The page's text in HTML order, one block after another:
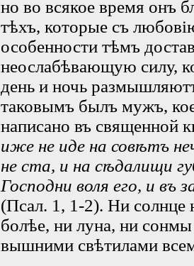
но во всякое время онъ
тѣхъ, которые съ
особенности тѣмъ
неослабѣвающую силу,
день и ночь
таковымъ былъ мужъ,
написано въ священной
иже не иде на совѣтъ
не ста, и на сѣдалищи
Господни воля его, и въ
(Псал. 1, 1-2). Ни солнце
болѣе, ни луна, ни
вышними свѣтилами